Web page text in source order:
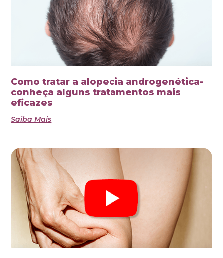
Como tratar a alopecia androgenética-
conheça alguns tratamentos mais
eficazes
Saiba Mais